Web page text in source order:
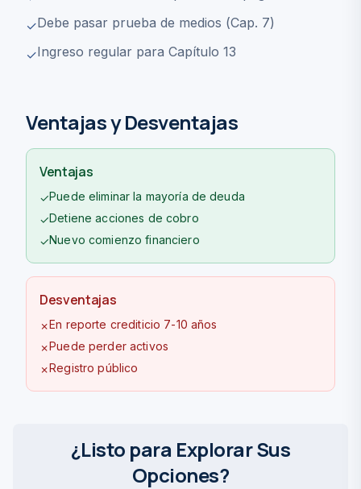
✓Debe pasar prueba de medios (Cap. 7)
✓Ingreso regular para Capítulo 13
Ventajas y Desventajas
Ventajas
✓Puede eliminar la mayoría de deuda
✓Detiene acciones de cobro
✓Nuevo comienzo financiero
Desventajas
✗En reporte crediticio 7-10 años
✗Puede perder activos
✗Registro público
¿Listo para Explorar Sus
Opciones?